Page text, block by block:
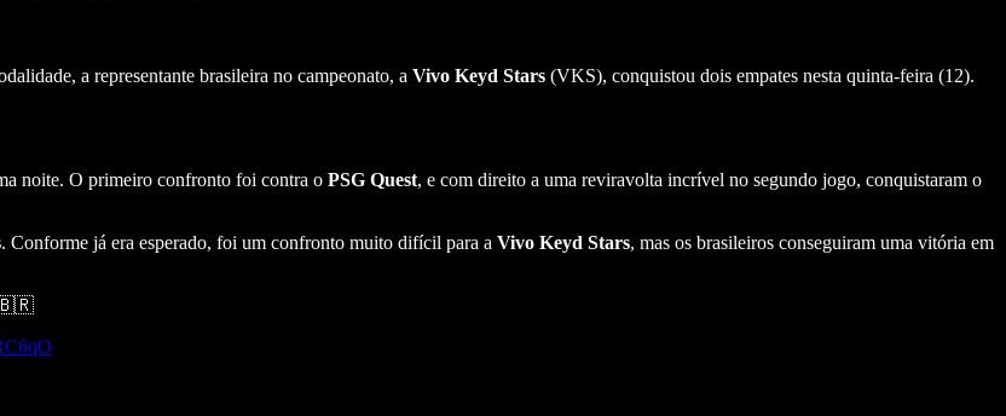
a representante brasileira no campeonato, a Vivo Keyd Stars (VKS), conquistou dois empates nesta quinta-feira (12).
noite. O primeiro confronto foi contra o PSG Quest, e com direito a uma reviravolta incrível no segundo jogo, conquistaram o
. Conforme já era esperado, foi um confronto muito difícil para a Vivo Keyd Stars, mas os brasileiros conseguiram uma vitória em
🇧🇷